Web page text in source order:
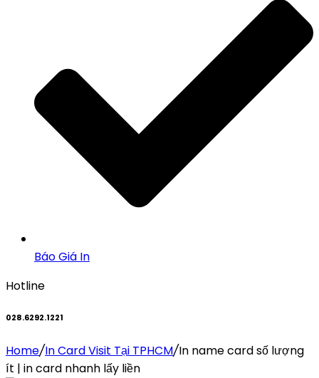
Báo Giá In
Hotline
028.6292.1221
Home/In Card Visit Tại TPHCM/In name card số lượng
ít | in card nhanh lấy liền